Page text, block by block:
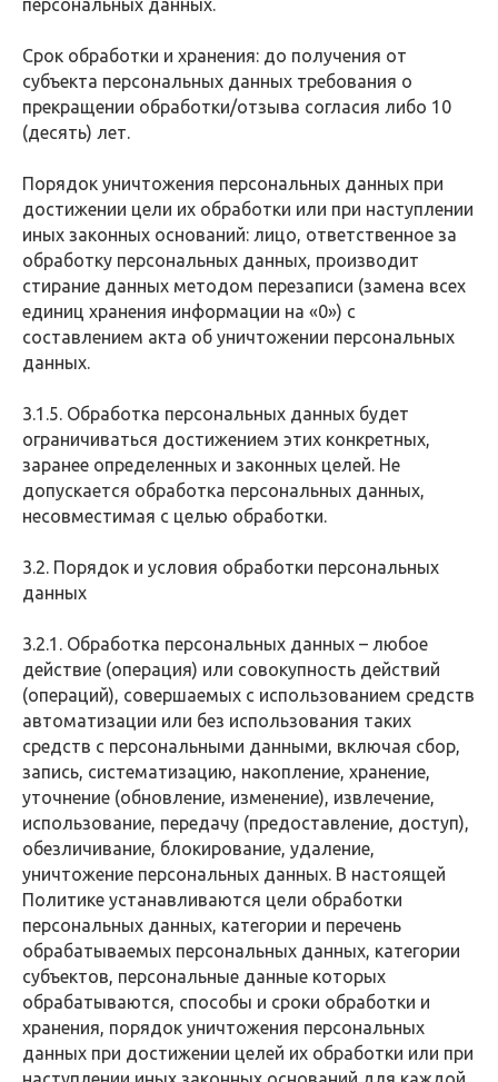
персональных данных.
Срок обработки и хранения: до получения от
субъекта персональных данных требования о
прекращении обработки/отзыва согласия либо 10
(десять) лет.
Порядок уничтожения персональных данных при
достижении цели их обработки или при наступлении
иных законных оснований: лицо, ответственное за
обработку персональных данных, производит
стирание данных методом перезаписи (замена всех
единиц хранения информации на «0») с
составлением акта об уничтожении персональных
данных.
3.1.5. Обработка персональных данных будет
ограничиваться достижением этих конкретных,
заранее определенных и законных целей. Не
допускается обработка персональных данных,
несовместимая с целью обработки.
3.2. Порядок и условия обработки персональных
данных
3.2.1. Обработка персональных данных – любое
действие (операция) или совокупность действий
(операций), совершаемых с использованием средств
автоматизации или без использования таких
средств с персональными данными, включая сбор,
запись, систематизацию, накопление, хранение,
уточнение (обновление, изменение), извлечение,
использование, передачу (предоставление, доступ),
обезличивание, блокирование, удаление,
уничтожение персональных данных. В настоящей
Политике устанавливаются цели обработки
персональных данных, категории и перечень
обрабатываемых персональных данных, категории
субъектов, персональные данные которых
обрабатываются, способы и сроки обработки и
хранения, порядок уничтожения персональных
данных при достижении целей их обработки или при